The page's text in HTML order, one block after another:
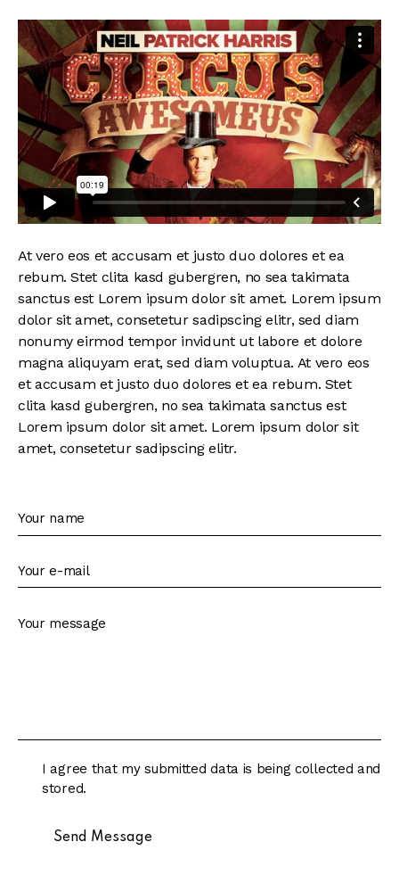
At vero eos et accusam et justo duo dolores et ea
rebum. Stet clita kasd gubergren, no sea takimata
sanctus est Lorem ipsum dolor sit amet. Lorem ipsum
dolor sit amet, consetetur sadipscing elitr, sed diam
nonumy eirmod tempor invidunt ut labore et dolore
magna aliquyam erat, sed diam voluptua. At vero eos
et accusam et justo duo dolores et ea rebum. Stet
clita kasd gubergren, no sea takimata sanctus est
Lorem ipsum dolor sit amet. Lorem ipsum dolor sit
amet, consetetur sadipscing elitr.
I agree that my submitted data is being collected and
stored.
Send Message